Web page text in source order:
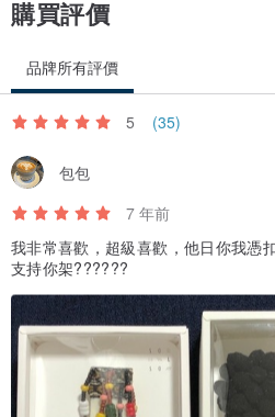
購買評價
品牌所有評價
5 (35)
包包
7 年前
我非常喜歡，超級喜歡，他日你我憑
支持你架??????